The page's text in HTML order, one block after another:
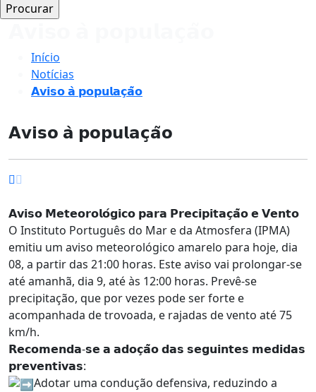
Início
Notícias
𝗔𝘃𝗶𝘀𝗼 𝗮̀ 𝗽𝗼𝗽𝘂𝗹𝗮𝗰̧𝗮̃𝗼
𝗔𝘃𝗶𝘀𝗼 𝗮̀ 𝗽𝗼𝗽𝘂𝗹𝗮𝗰̧𝗮̃𝗼
𝗔𝘃𝗶𝘀𝗼 𝗠𝗲𝘁𝗲𝗼𝗿𝗼𝗹𝗼́𝗴𝗶𝗰𝗼 𝗽𝗮𝗿𝗮 𝗣𝗿𝗲𝗰𝗶𝗽𝗶𝘁𝗮𝗰̧𝗮̃𝗼 𝗲 𝗩𝗲𝗻𝘁𝗼
O Instituto Português do Mar e da Atmosfera (IPMA)
emitiu um aviso meteorológico amarelo para hoje, dia
08, a partir das 21:00 horas. Este aviso vai prolongar-se
até amanhã, dia 9, até às 12:00 horas. Prevê-se
precipitação, que por vezes pode ser forte e
acompanhada de trovoada, e rajadas de vento até 75
km/h.
𝗥𝗲𝗰𝗼𝗺𝗲𝗻𝗱𝗮-𝘀𝗲 𝗮 𝗮𝗱𝗼𝗰̧𝗮̃𝗼 𝗱𝗮𝘀 𝘀𝗲𝗴𝘂𝗶𝗻𝘁𝗲𝘀 𝗺𝗲𝗱𝗶𝗱𝗮𝘀
𝗽𝗿𝗲𝘃𝗲𝗻𝘁𝗶𝘃𝗮𝘀:
Adotar uma condução defensiva, reduzindo a